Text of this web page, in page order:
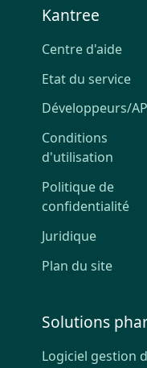
Kantree
Centre d'aide
Etat du service
Développeurs/
Conditions
d'utilisation
Politique de
confidentialité
Juridique
Plan du site
Solutions
Logiciel gestion